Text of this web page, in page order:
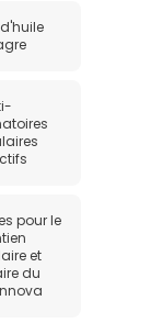
pour le
et
du